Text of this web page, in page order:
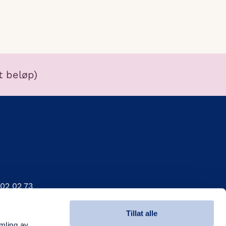
Tillat alle
beløp)
02 73
gate 60, 4614 Kristiansand